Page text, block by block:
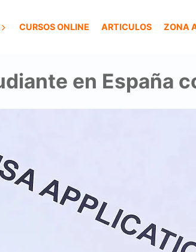
CURSOS ONLINE ARTICULOS ZONA
en España